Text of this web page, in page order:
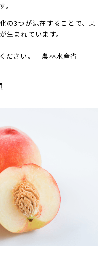
の3つが混在することで、果
生まれています。
ださい。｜農林水産省